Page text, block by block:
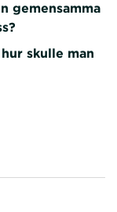
gemensamma
skulle man